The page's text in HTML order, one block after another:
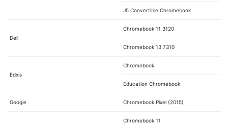
J5 Convertible Chromebook
Dell
Chromebook 11 3120
Chromebook 13 7310
Edxis
Chromebook
Education Chromebook
Google Chromebook Pixel (2015)
Chromebook 11